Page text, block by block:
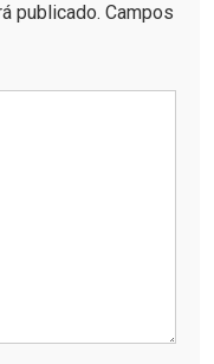
publicado. Campos